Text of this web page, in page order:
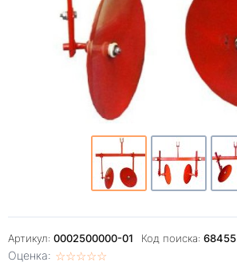
Артикул: 0002500000-01 Код поиска: 68455
Оценка: ☆☆☆☆☆
★★★★★